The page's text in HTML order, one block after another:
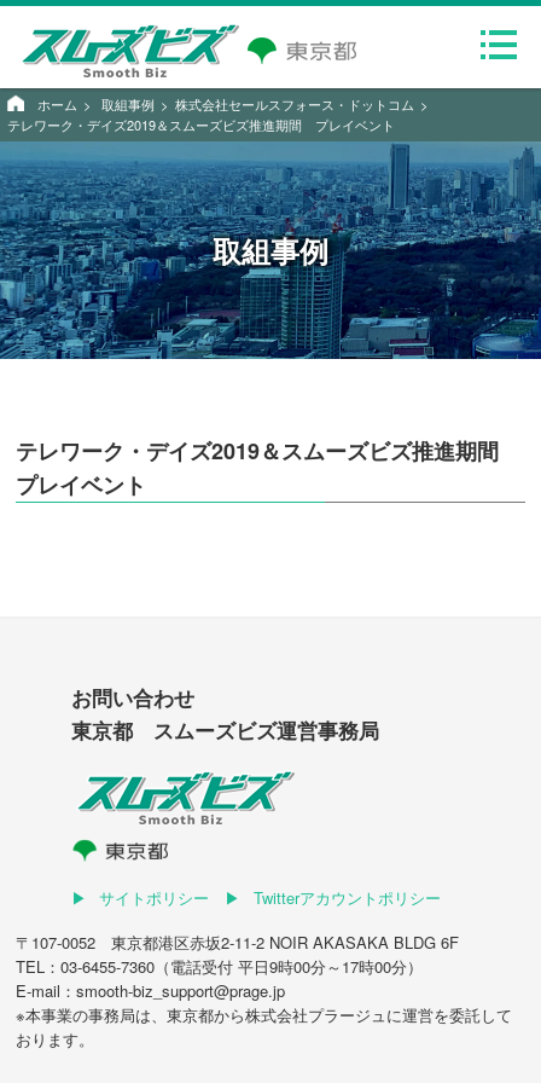
ホーム 取組事例
株式会社セールスフォース・ドットコム
テレワーク・デイズ2019＆スムーズビズ推進期間 プレイベント
取組事例
テレワーク・デイズ2019＆スムーズビズ推進期間
プレイベント
お問い合わせ
東京都 スムーズビズ運営事務局
サイトポリシー
Twitterアカウントポリシー
〒107-0052 東京都港区赤坂2-11-2 NOIR AKASAKA BLDG 6F
TEL：03-6455-7360（電話受付 平日9時00分～17時00分）
E-mail：smooth-biz_support@prage.jp
※本事業の事務局は、東京都から株式会社プラージュに運営を委託して
おります。